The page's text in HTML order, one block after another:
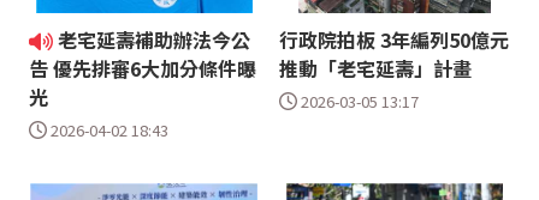
老宅延壽補助辦法今公
告 優先排審6大加分條件曝
光
2026-04-02 18:43
行政院拍板 3年編列50億元
推動「老宅延壽」計畫
2026-03-05 13:17